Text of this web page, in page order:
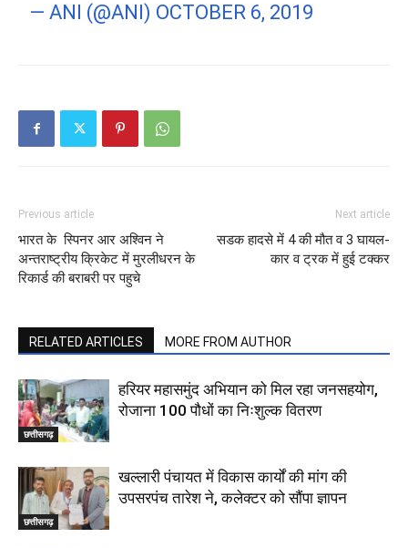
— ANI (@ANI) OCTOBER 6, 2019
Previous article
भारत के स्पिनर आर अश्विन ने
अन्तराष्ट्रीय क्रिकेट में मुरलीधरन के
रिकार्ड की बराबरी पर पहुचे
Next article
सडक हादसे में 4 की मौत व 3 घायल-
कार व ट्रक में हुई टक्कर
RELATED ARTICLES MORE FROM AUTHOR
छत्तीसगढ़
हरियर महासमुंद अभियान को मिल रहा जनसहयोग,
रोजाना 100 पौधों का निःशुल्क वितरण
छत्तीसगढ़
खल्लारी पंचायत में विकास कार्यों की मांग की
उपसरपंच तारेश ने, कलेक्टर को सौंपा ज्ञापन